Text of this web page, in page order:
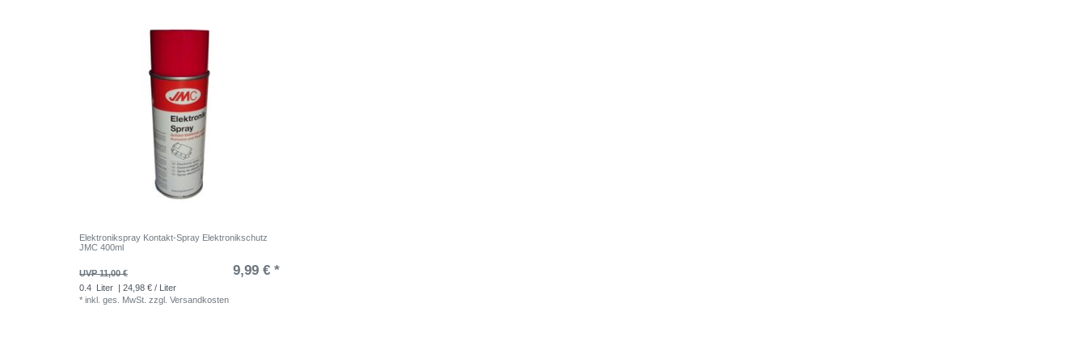
Elektronikspray Kontakt-Spray Elektronikschutz
JMC 400ml
UVP 11,00 € 9,99 € *
0.4 Liter
| 24,98 € / Liter
*inkl. ges. MwSt. zzgl.Versandkosten